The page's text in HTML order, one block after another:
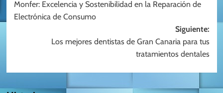
de
entradas
Monfer: Excelencia y Sostenibilidad en la Reparación de
Electrónica de Consumo
Siguiente:
Los mejores dentistas de Gran Canaria para tus
tratamientos dentales